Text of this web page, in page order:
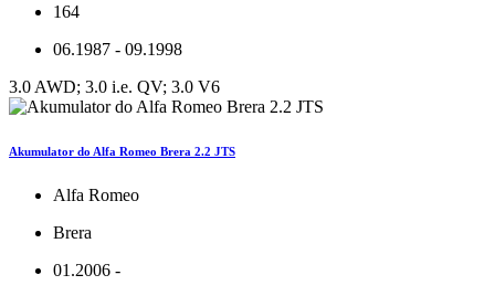
164
06.1987 - 09.1998
3.0 AWD; 3.0 i.e. QV; 3.0 V6
Akumulator do Alfa Romeo Brera 2.2 JTS
Alfa Romeo
Brera
01.2006 -